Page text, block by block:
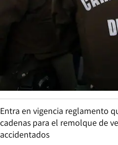
Entra en vigencia reglamento
cadenas para el remolque de
accidentados